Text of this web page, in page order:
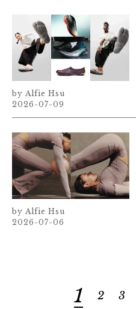
Alfie Hsu
2026-07-09
Alfie Hsu
2026-07-06
1 2 3